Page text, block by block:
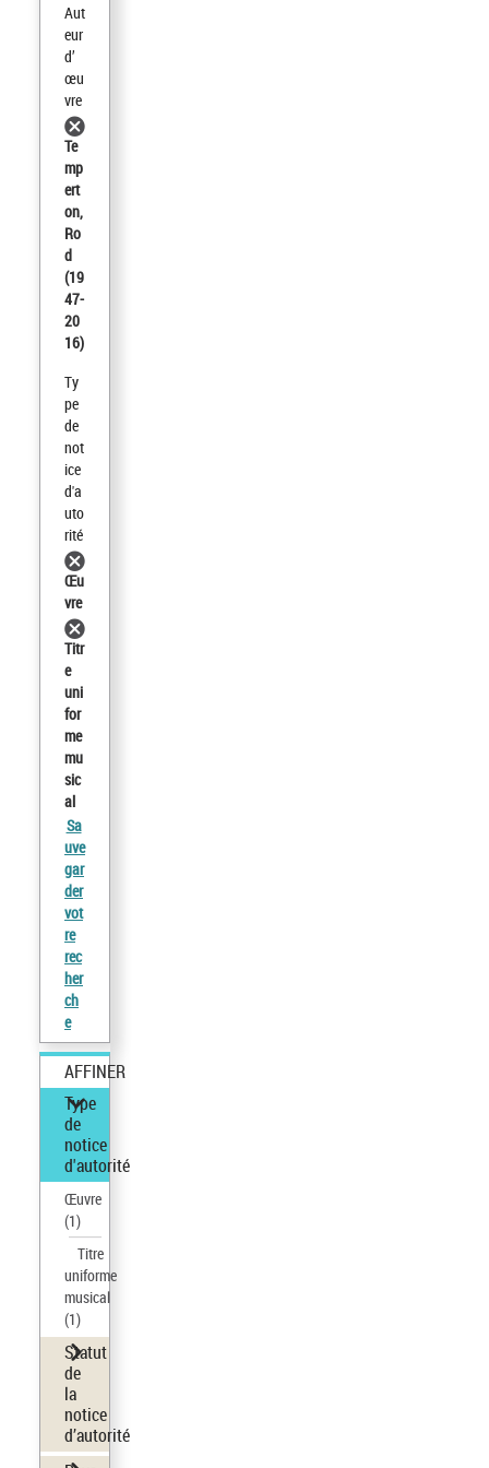
Aut
eur
d’
œu
vre
Te
mp
ert
on,
Ro
d
(19
47-
20
16)
Ty
pe
de
not
ice
d'a
uto
rité
Œu
vre
Titr
e
uni
for
me
mu
sic
al
Sa
uve
gar
der
vot
re
rec
her
ch
e
AFFINER
Type
de
notice
d'autorité
Œuvre
(1)
Titre
uniforme
musical
(1)
Statut
de
la
notice
d’autorité